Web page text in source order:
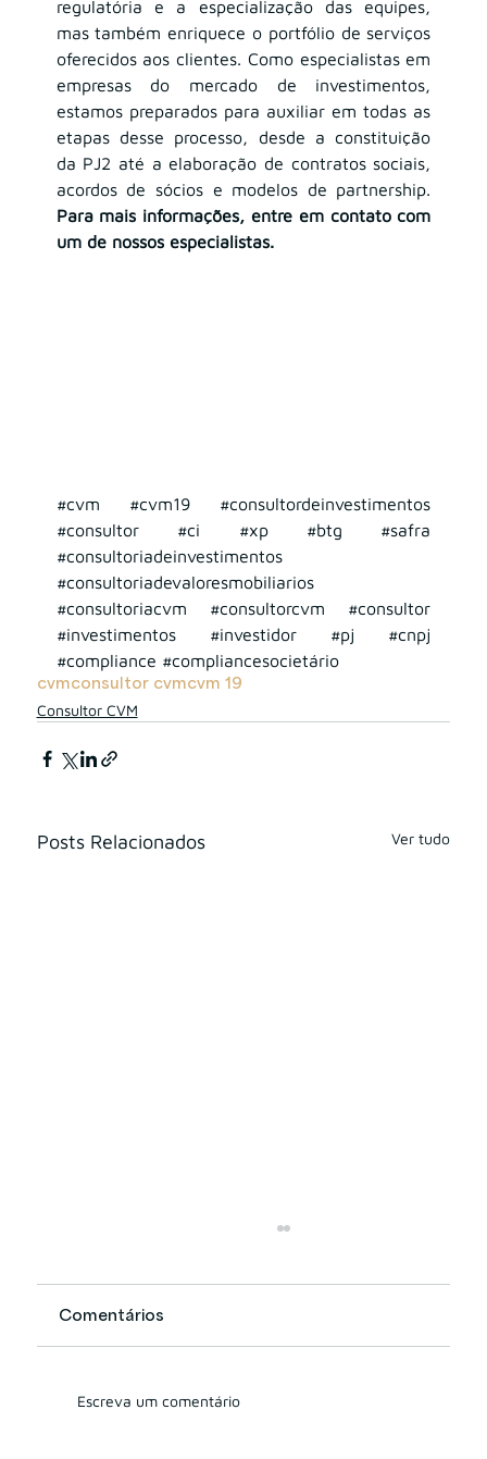
regulatória e a especialização das equipes,
mas também enriquece o portfólio de serviços
oferecidos aos clientes. Como especialistas em
empresas do mercado de investimentos,
estamos preparados para auxiliar em todas as
etapas desse processo, desde a constituição
da PJ2 até a elaboração de contratos sociais,
Para mais informações, entre em contato com
um de nossos especialistas.
#cvm #cvm19
#consultordeinvestimentos
#consultor
#ci #xp #btg
#safra
#consultoriadeinvestimentos
#consultoriadevaloresmobiliarios
#consultoriacvm
#consultorcvm
#consultor
#investimentos
#investidor ⁠⁠⁠#pj #cnpj
#compliance #compliancesocietário
cvmconsultor cvmcvm 19
Consultor CVM
Posts Relacionados Ver tudo
Comentários
Escreva um comentário